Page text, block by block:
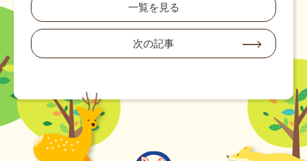
一覧を見る
次の記事